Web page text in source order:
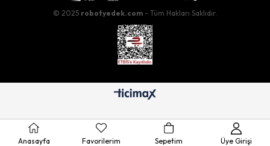
© 2025 robotyedek.com - Tüm Hakları Saklıdır.
Anasayfa Favorilerim Sepetim Üye Girişi